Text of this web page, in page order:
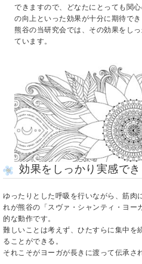
できますので、どなたにとっても関
の向上といった効果が十分に期待でき
熊谷の当研究会では、その効果をし
ています。
効果をしっかり実感で
ゆったりとした呼吸を行いながら、筋
れが熊谷の「スヴァ・シャンティ・ヨー
的な動作です。
難しいことは考えず、ひたすらに集中を
ることができる。
それこそがヨーガが長きに渡って伝承さ